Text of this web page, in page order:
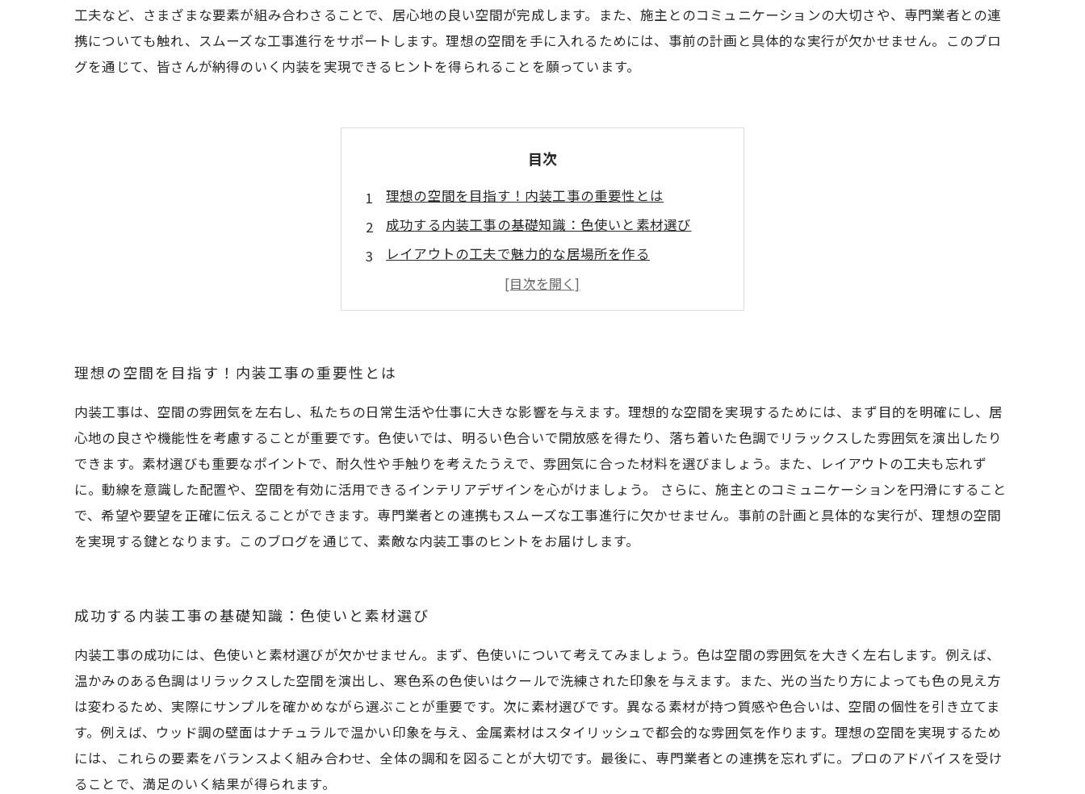
工夫など、さまざまな要素が組み合わさることで、居心地の良い空間が完成します。また、施主とのコミュニケーションの大切さや、専門業者との連
携についても触れ、スムーズな工事進行をサポートします。理想の空間を手に入れるためには、事前の計画と具体的な実行が欠かせません。このブロ
グを通じて、皆さんが納得のいく内装を実現できるヒントを得られることを願っています。
目次
理想の空間を目指す！内装工事の重要性とは
成功する内装工事の基礎知識：色使いと素材選び
レイアウトの工夫で魅力的な居場所を作る
施主とのコミュニケーションが工事成功の鍵
専門業者との連携を強化し、理想の空間を実現しよう
理想的な空間を手に入れるための実践的ヒント
理想の空間を目指す！内装工事の重要性とは
内装工事は、空間の雰囲気を左右し、私たちの日常生活や仕事に大きな影響を与えます。理想的な空間を実現するためには、まず目的を明確にし、居
心地の良さや機能性を考慮することが重要です。色使いでは、明るい色合いで開放感を得たり、落ち着いた色調でリラックスした雰囲気を演出したり
できます。素材選びも重要なポイントで、耐久性や手触りを考えたうえで、雰囲気に合った材料を選びましょう。また、レイアウトの工夫も忘れず
に。動線を意識した配置や、空間を有効に活用できるインテリアデザインを心がけましょう。 さらに、施主とのコミュニケーションを円滑にすること
で、希望や要望を正確に伝えることができます。専門業者との連携もスムーズな工事進行に欠かせません。事前の計画と具体的な実行が、理想の空間
を実現する鍵となります。このブログを通じて、素敵な内装工事のヒントをお届けします。
成功する内装工事の基礎知識：色使いと素材選び
内装工事の成功には、色使いと素材選びが欠かせません。まず、色使いについて考えてみましょう。色は空間の雰囲気を大きく左右します。例えば、
温かみのある色調はリラックスした空間を演出し、寒色系の色使いはクールで洗練された印象を与えます。また、光の当たり方によっても色の見え方
は変わるため、実際にサンプルを確かめながら選ぶことが重要です。次に素材選びです。異なる素材が持つ質感や色合いは、空間の個性を引き立てま
す。例えば、ウッド調の壁面はナチュラルで温かい印象を与え、金属素材はスタイリッシュで都会的な雰囲気を作ります。理想の空間を実現するため
には、これらの要素をバランスよく組み合わせ、全体の調和を図ることが大切です。最後に、専門業者との連携を忘れずに。プロのアドバイスを受け
ることで、満足のいく結果が得られます。